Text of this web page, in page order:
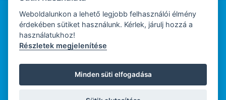
WEBDESIGN
WEBFEJLESZTŐ
Weboldalunkon a lehető legjobb felhasználói élmény
érdekében sütiket használunk. Kérlek, járulj hozzá a
használatukhoz!
Részletek megjelenítése
Minden süti elfogadása